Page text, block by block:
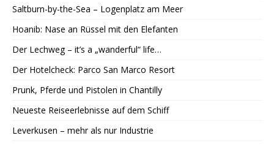
Saltburn-by-the-Sea – Logenplatz am Meer
Hoanib: Nase an Rüssel mit den Elefanten
Der Lechweg – it’s a „wanderful“ life…
Der Hotelcheck: Parco San Marco Resort
Prunk, Pferde und Pistolen in Chantilly
Neueste Reiseerlebnisse auf dem Schiff
Leverkusen – mehr als nur Industrie